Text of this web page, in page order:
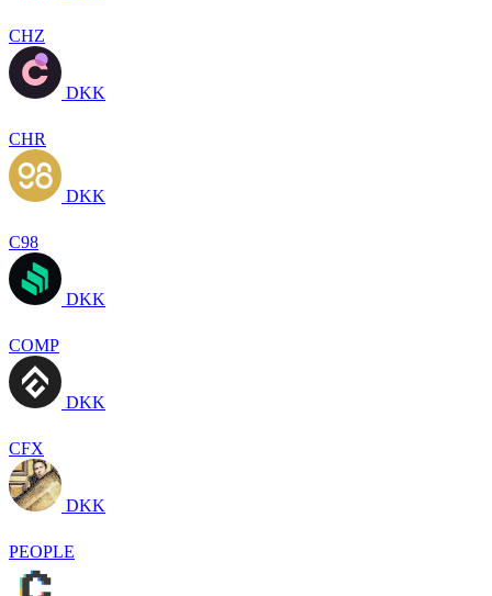
CHZ
DKK
CHR
DKK
C98
DKK
COMP
DKK
CFX
DKK
PEOPLE